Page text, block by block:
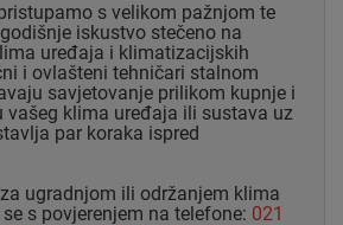
s velikom pažnjom te
iskustvo stečeno na
uređaja i klimatizacijskih
i ovlašteni tehničari stalnom
savjetovanje prilikom kupnje i
vašeg klima uređaja ili sustava uz
par koraka ispred
ugradnjom ili održanjem klima
s povjerenjem na telefone: 021